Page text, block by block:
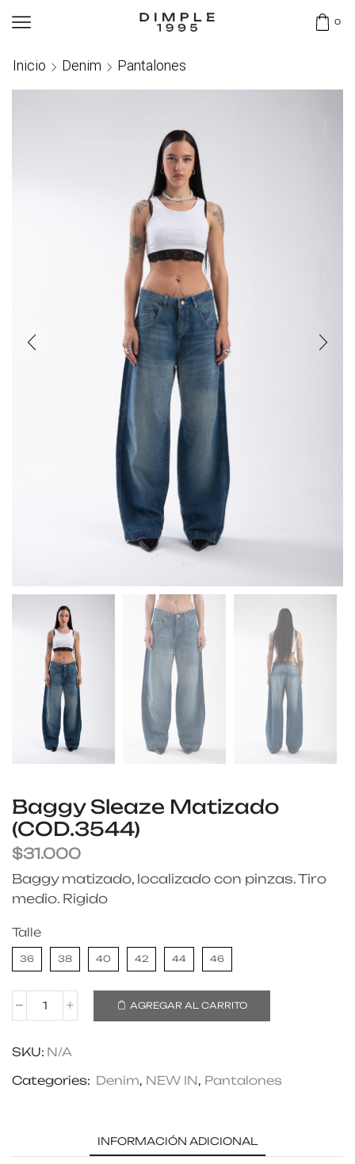
0
Inicio Denim Pantalones
Baggy Sleaze Matizado
(COD.3544)
$31.000
Baggy matizado, localizado con pinzas. Tiro
medio. Rigido
Talle
36 38 40 42 44 46
AGREGAR AL CARRITO
SKU: N/A
Categories: Denim, NEW IN, Pantalones
INFORMACIÓN ADICIONAL